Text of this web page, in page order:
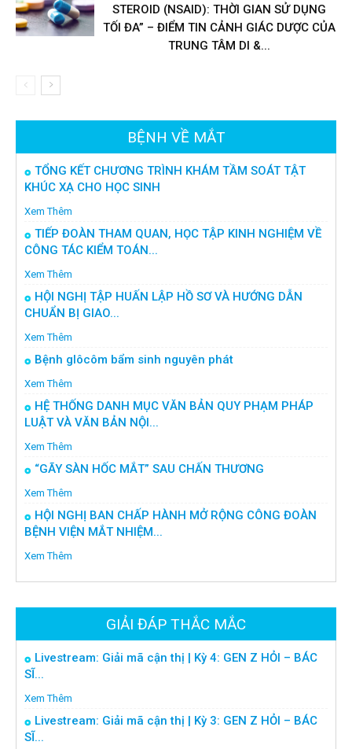
STEROID (NSAID): THỜI GIAN SỬ DỤNG
TỐI ĐA” – ĐIỂM TIN CẢNH GIÁC DƯỢC CỦA
TRUNG TÂM DI &...
BỆNH VỀ MẮT
TỔNG KẾT CHƯƠNG TRÌNH KHÁM TẦM SOÁT TẬT
KHÚC XẠ CHO HỌC SINH
Xem Thêm
TIẾP ĐOÀN THAM QUAN, HỌC TẬP KINH NGHIỆM VỀ
CÔNG TÁC KIỂM TOÁN...
Xem Thêm
HỘI NGHỊ TẬP HUẤN LẬP HỒ SƠ VÀ HƯỚNG DẪN
CHUẨN BỊ GIAO...
Xem Thêm
Bệnh glôcôm bẩm sinh nguyên phát
Xem Thêm
HỆ THỐNG DANH MỤC VĂN BẢN QUY PHẠM PHÁP
LUẬT VÀ VĂN BẢN NỘI...
Xem Thêm
“GÃY SÀN HỐC MẮT” SAU CHẤN THƯƠNG
Xem Thêm
HỘI NGHỊ BAN CHẤP HÀNH MỞ RỘNG CÔNG ĐOÀN
BỆNH VIỆN MẮT NHIỆM...
Xem Thêm
GIẢI ĐÁP THẮC MẮC
Livestream: Giải mã cận thị | Kỳ 4: GEN Z HỎI – BÁC
SĨ...
Xem Thêm
Livestream: Giải mã cận thị | Kỳ 3: GEN Z HỎI – BÁC
SĨ...